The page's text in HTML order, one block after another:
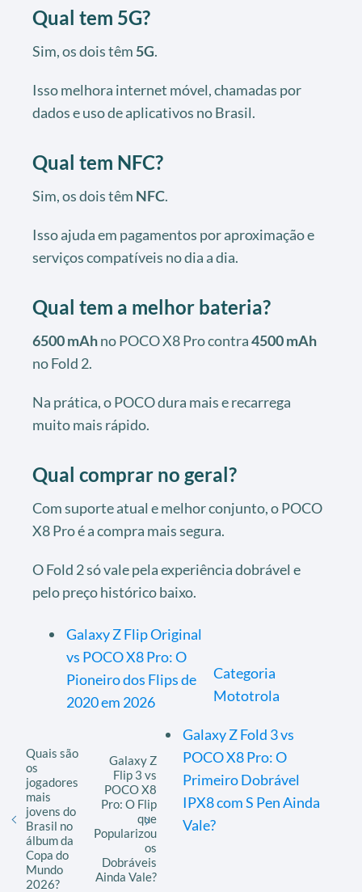
Qual tem 5G?
Sim, os dois têm 5G.
Isso melhora internet móvel, chamadas por
dados e uso de aplicativos no Brasil.
Qual tem NFC?
Sim, os dois têm NFC.
Isso ajuda em pagamentos por aproximação e
serviços compatíveis no dia a dia.
Qual tem a melhor bateria?
6500 mAhno POCO X8 Pro contra4500 mAh
no Fold 2.
Na prática, o POCO dura mais e recarrega
muito mais rápido.
Qual comprar no geral?
Com suporte atual e melhor conjunto, o POCO
X8 Pro é a compra mais segura.
O Fold 2 só vale pela experiência dobrável e
pelo preço histórico baixo.
Galaxy Z Flip Original
vs POCO X8 Pro: O
Pioneiro dos Flips de
2020 em 2026
Galaxy Z Fold 3 vs
POCO X8 Pro: O
Primeiro Dobrável
IPX8 com S Pen Ainda
Vale?
Categoria
Mototrola
Quais são
os
jogadores
mais
jovens do
Brasil no
álbum da
Copa do
Mundo
2026?
Galaxy Z
Flip 3 vs
POCO X8
Pro: O Flip
que
Popularizou
os
Dobráveis
Ainda Vale?